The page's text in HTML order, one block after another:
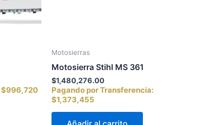
$996,720
Motosierras
Motosierra Stihl MS 361
$1,480,276.00
Pagando por Transferencia:
$1,373,455